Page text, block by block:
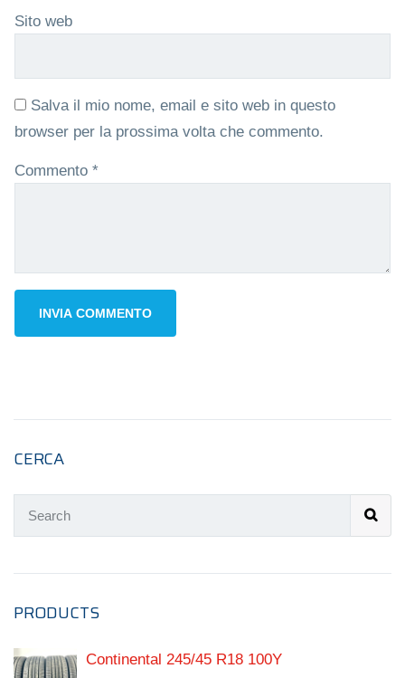
Sito web
Salva il mio nome, email e sito web in questo
browser per la prossima volta che commento.
Commento *
CERCA
PRODUCTS
Continental 245/45 R18 100Y